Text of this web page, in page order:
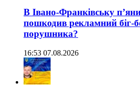
В Івано-Франківську
пошкодив рекламний біг-
порушника?
16:53 07.08.2026